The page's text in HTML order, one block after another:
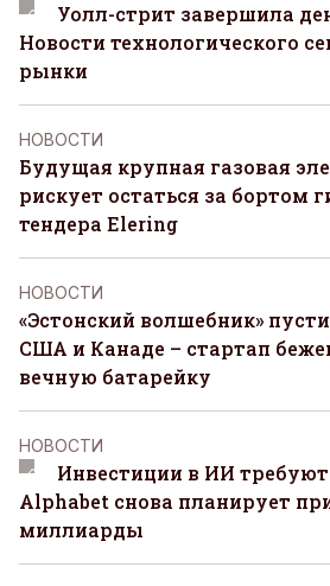
Уолл-стрит завершила
Новости технологического
рынки
НОВОСТИ
Будущая крупная газовая
рискует остаться за бортом
тендера Elering
НОВОСТИ
«Эстонский волшебник»
США и Канаде – стартап
вечную батарейку
НОВОСТИ
Инвестиции в ИИ
Alphabet снова планирует
миллиарды